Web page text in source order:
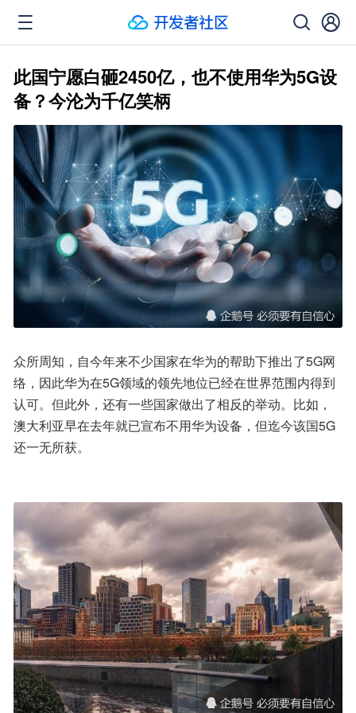
此国宁愿白砸2450亿，也不使用华为5G设
备？今沦为千亿笑柄
众所周知，自今年来不少国家在华为的帮助下推出了5G网
络，因此华为在5G领域的领先地位已经在世界范围内得到
认可。但此外，还有一些国家做出了相反的举动。比如，
澳大利亚早在去年就已宣布不用华为设备，但迄今该国5G
还一无所获。